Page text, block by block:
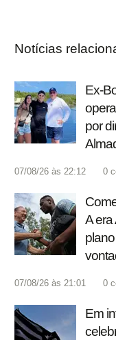
Notícias
Ex-
por
07/08/26 às 22:12 0
A era
07/08/26 às 21:01 0
Em